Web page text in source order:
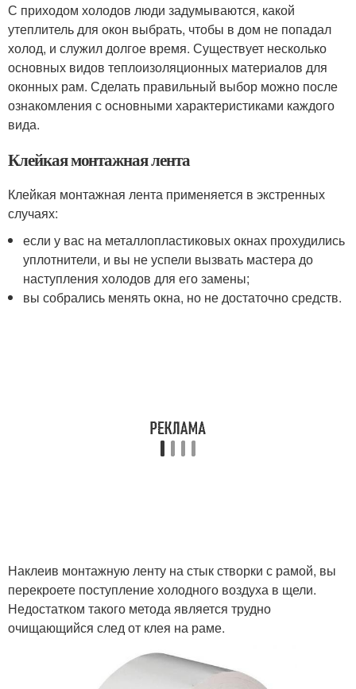
С приходом холодов люди задумываются, какой
утеплитель для окон выбрать, чтобы в дом не попадал
холод, и служил долгое время. Существует несколько
основных видов теплоизоляционных материалов для
оконных рам. Сделать правильный выбор можно после
ознакомления с основными характеристиками каждого
вида.
Клейкая монтажная лента
Клейкая монтажная лента применяется в экстренных
случаях:
если у вас на металлопластиковых окнах прохудились
уплотнители, и вы не успели вызвать мастера до
наступления холодов для его замены;
вы собрались менять окна, но не достаточно средств.
Наклеив монтажную ленту на стык створки с рамой, вы
перекроете поступление холодного воздуха в щели.
Недостатком такого метода является трудно
очищающийся след от клея на раме.